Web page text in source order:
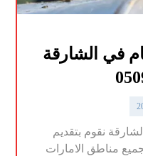
في الشارقة
نقوم بتقديم
مناطق الامارات